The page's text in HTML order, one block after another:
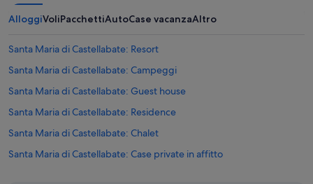
AlloggiVoliPacchettiAutoCase vacanzaAltro
Santa Maria di Castellabate: Resort
Santa Maria di Castellabate: Campeggi
Santa Maria di Castellabate: Guest house
Santa Maria di Castellabate: Residence
Santa Maria di Castellabate: Chalet
Santa Maria di Castellabate: Case private in affitto